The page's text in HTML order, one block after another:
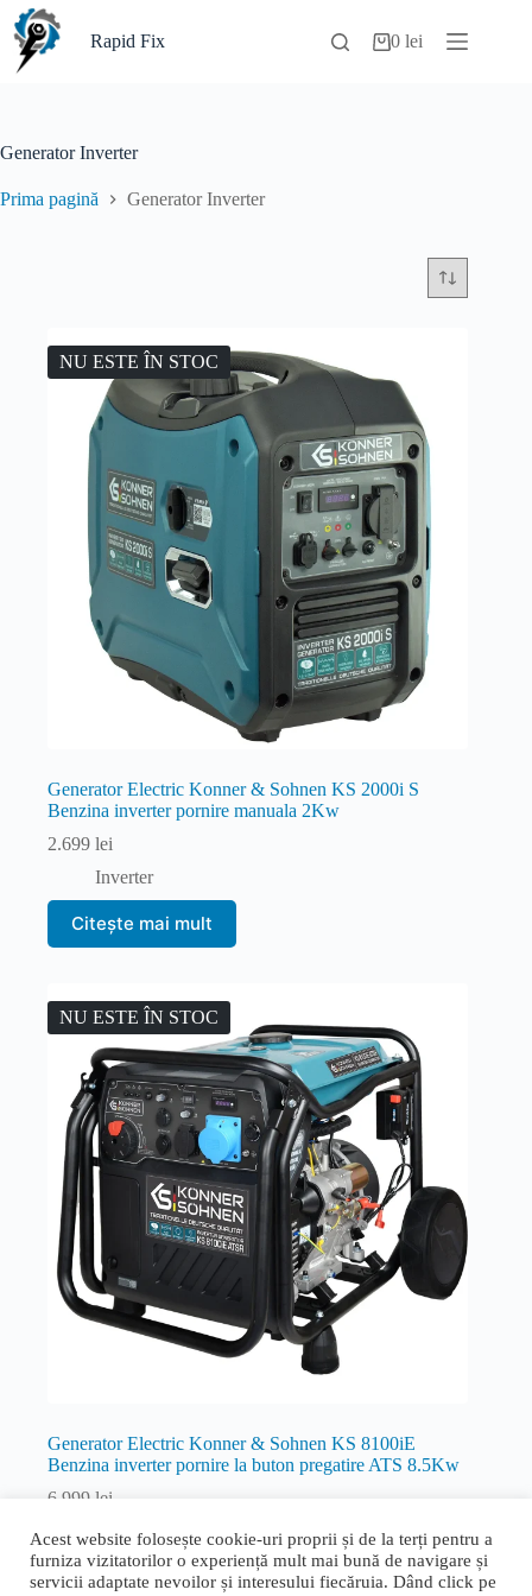
Sari
conținut
Rapid Fix
Coș0lei
Generator Inverter
Prima pagină Generator Inverter
NU ESTE ÎN STOC
Generator Electric Konner & Sohnen KS 2000i S
Benzina inverter pornire manuala 2Kw
2.699 lei
Inverter
Citește mai mult
NU ESTE ÎN STOC
Generator Electric Konner & Sohnen KS 8100iE
Benzina inverter pornire la buton pregatire ATS 8.5Kw
6.999 lei
Inverter
Citește mai mult
Acest website folosește cookie-uri proprii și de la terți pentru a
furniza vizitatorilor o experiență mult mai bună de navigare și
servicii adaptate nevoilor și interesului fiecăruia. Dând click pe